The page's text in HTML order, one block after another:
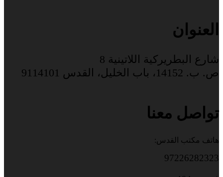
العنوان
شارع البطريركية اللاتينية 8
ص. ب. 14152، باب الخليل، القدس 9114101
تواصل معنا
هاتف مكتب القدس:
97226282323